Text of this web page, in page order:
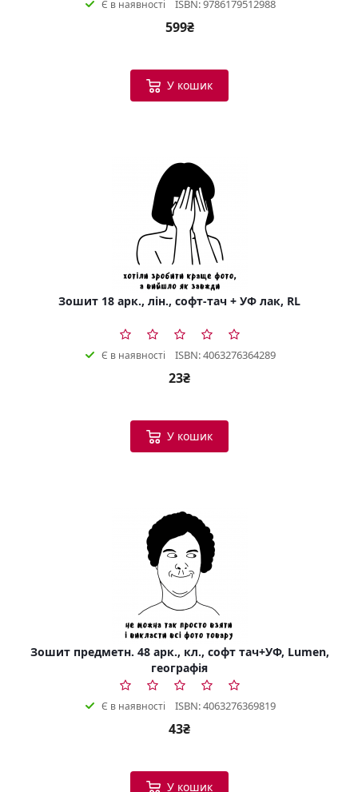
Є в наявності ISBN: 9786179512988
599₴
У кошик
Зошит 18 арк., лін., софт-тач + УФ лак, RL
Є в наявності ISBN: 4063276364289
23₴
У кошик
Зошит предметн. 48 арк., кл., софт тач+УФ, Lumen,
географія
Є в наявності ISBN: 4063276369819
43₴
У кошик